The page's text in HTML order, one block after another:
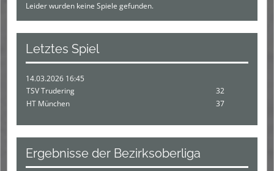
Leider wurden keine Spiele gefunden.
Letztes Spiel
14.03.2026 16:45
TSV Trudering
32
HT München
37
Ergebnisse der Bezirksoberliga